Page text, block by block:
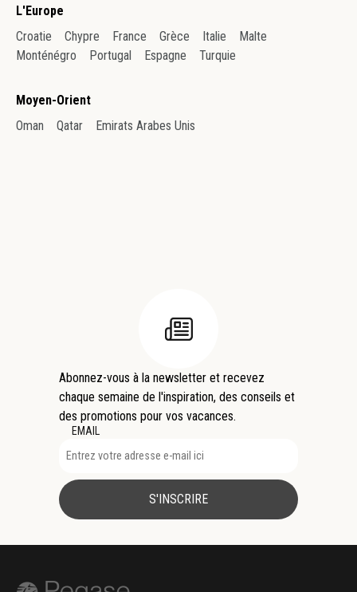
L'Europe
Croatie
Chypre France Grèce Italie
Malte
Monténégro
Portugal Espagne Turquie
Moyen-Orient
Oman
Qatar Emirats Arabes Unis
Abonnez-vous à la newsletter et recevez
chaque semaine de l'inspiration, des conseils et
des promotions pour vos vacances.
EMAIL
S'INSCRIRE